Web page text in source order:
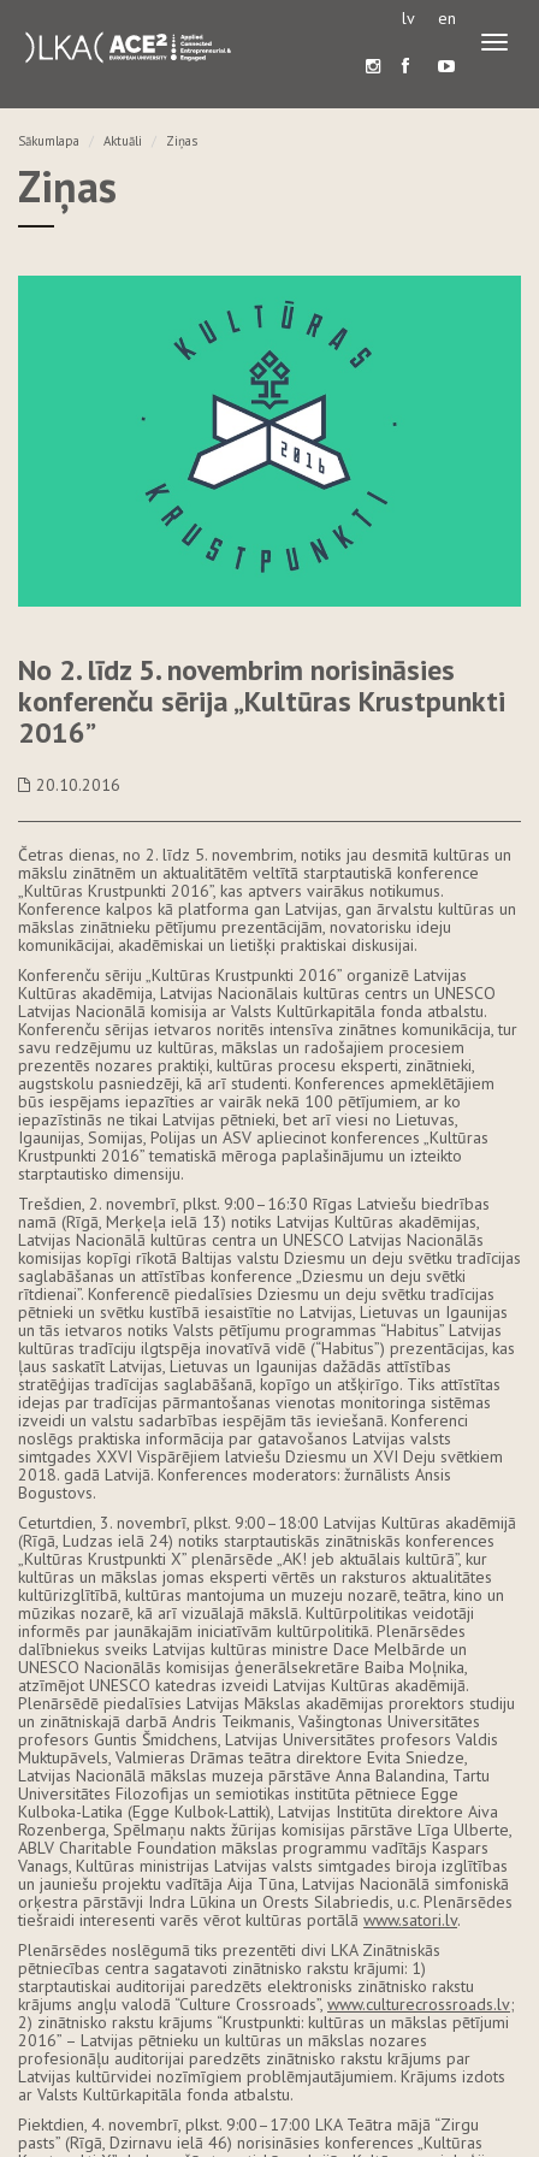
lv en
Sākumlapa Aktuāli Ziņas
Ziņas
No 2. līdz 5. novembrim norisināsies
konferenču sērija „Kultūras Krustpunkti
2016”
20.10.2016
Četras dienas, no 2. līdz 5. novembrim, notiks jau desmitā kultūras un
mākslu zinātnēm un aktualitātēm veltītā starptautiskā konference
„Kultūras Krustpunkti 2016”, kas aptvers vairākus notikumus.
Konference kalpos kā platforma gan Latvijas, gan ārvalstu kultūras un
mākslas zinātnieku pētījumu prezentācijām, novatorisku ideju
komunikācijai, akadēmiskai un lietišķi praktiskai diskusijai.
Konferenču sēriju „Kultūras Krustpunkti 2016” organizē Latvijas
Kultūras akadēmija, Latvijas Nacionālais kultūras centrs un UNESCO
Latvijas Nacionālā komisija ar Valsts Kultūrkapitāla fonda atbalstu.
Konferenču sērijas ietvaros noritēs intensīva zinātnes komunikācija, tur
savu redzējumu uz kultūras, mākslas un radošajiem procesiem
prezentēs nozares praktiķi, kultūras procesu eksperti, zinātnieki,
augstskolu pasniedzēji, kā arī studenti. Konferences apmeklētājiem
būs iespējams iepazīties ar vairāk nekā 100 pētījumiem, ar ko
iepazīstinās ne tikai Latvijas pētnieki, bet arī viesi no Lietuvas,
Igaunijas, Somijas, Polijas un ASV apliecinot konferences „Kultūras
Krustpunkti 2016” tematiskā mēroga paplašinājumu un izteikto
starptautisko dimensiju.
Trešdien, 2. novembrī, plkst. 9:00–16:30 Rīgas Latviešu biedrības
namā (Rīgā, Merķeļa ielā 13) notiks Latvijas Kultūras akadēmijas,
Latvijas Nacionālā kultūras centra un UNESCO Latvijas Nacionālās
komisijas kopīgi rīkotā Baltijas valstu Dziesmu un deju svētku tradīcijas
saglabāšanas un attīstības konference „Dziesmu un deju svētki
rītdienai”. Konferencē piedalīsies Dziesmu un deju svētku tradīcijas
pētnieki un svētku kustībā iesaistītie no Latvijas, Lietuvas un Igaunijas
un tās ietvaros notiks Valsts pētījumu programmas “Habitus” Latvijas
kultūras tradīciju ilgtspēja inovatīvā vidē (“Habitus”) prezentācijas, kas
ļaus saskatīt Latvijas, Lietuvas un Igaunijas dažādās attīstības
stratēģijas tradīcijas saglabāšanā, kopīgo un atšķirīgo. Tiks attīstītas
idejas par tradīcijas pārmantošanas vienotas monitoringa sistēmas
izveidi un valstu sadarbības iespējām tās ieviešanā. Konferenci
noslēgs praktiska informācija par gatavošanos Latvijas valsts
simtgades XXVI Vispārējiem latviešu Dziesmu un XVI Deju svētkiem
2018. gadā Latvijā. Konferences moderators: žurnālists Ansis
Bogustovs.
Ceturtdien, 3. novembrī, plkst. 9:00–18:00 Latvijas Kultūras akadēmijā
(Rīgā, Ludzas ielā 24) notiks starptautiskās zinātniskās konferences
„Kultūras Krustpunkti X” plenārsēde „AK! jeb aktuālais kultūrā”, kur
kultūras un mākslas jomas eksperti vērtēs un raksturos aktualitātes
kultūrizglītībā, kultūras mantojuma un muzeju nozarē, teātra, kino un
mūzikas nozarē, kā arī vizuālajā mākslā. Kultūrpolitikas veidotāji
informēs par jaunākajām iniciatīvām kultūrpolitikā. Plenārsēdes
dalībniekus sveiks Latvijas kultūras ministre Dace Melbārde un
UNESCO Nacionālās komisijas ģenerālsekretāre Baiba Moļnika,
atzīmējot UNESCO katedras izveidi Latvijas Kultūras akadēmijā.
Plenārsēdē piedalīsies Latvijas Mākslas akadēmijas prorektors studiju
un zinātniskajā darbā Andris Teikmanis, Vašingtonas Universitātes
profesors Guntis Šmidchens, Latvijas Universitātes profesors Valdis
Muktupāvels, Valmieras Drāmas teātra direktore Evita Sniedze,
Latvijas Nacionālā mākslas muzeja pārstāve Anna Balandina, Tartu
Universitātes Filozofijas un semiotikas institūta pētniece Egge
Kulboka-Latika (Egge Kulbok-Lattik), Latvijas Institūta direktore Aiva
Rozenberga, Spēlmaņu nakts žūrijas komisijas pārstāve Līga Ulberte,
ABLV Charitable Foundation mākslas programmu vadītājs Kaspars
Vanags, Kultūras ministrijas Latvijas valsts simtgades biroja izglītības
un jauniešu projektu vadītāja Aija Tūna, Latvijas Nacionālā simfoniskā
orķestra pārstāvji Indra Lūkina un Orests Silabriedis, u.c. Plenārsēdes
tiešraidi interesenti varēs vērot kultūras portālā www.satori.lv.
Plenārsēdes noslēgumā tiks prezentēti divi LKA Zinātniskās
pētniecības centra sagatavoti zinātnisko rakstu krājumi: 1)
starptautiskai auditorijai paredzēts elektronisks zinātnisko rakstu
krājums angļu valodā “Culture Crossroads”, www.culturecrossroads.lv;
2) zinātnisko rakstu krājums “Krustpunkti: kultūras un mākslas pētījumi
2016” – Latvijas pētnieku un kultūras un mākslas nozares
profesionāļu auditorijai paredzēts zinātnisko rakstu krājums par
Latvijas kultūrvidei nozīmīgiem problēmjautājumiem. Krājums izdots
ar Valsts Kultūrkapitāla fonda atbalstu.
Piektdien, 4. novembrī, plkst. 9:00–17:00 LKA Teātra mājā “Zirgu
pasts” (Rīgā, Dzirnavu ielā 46) norisināsies konferences „Kultūras